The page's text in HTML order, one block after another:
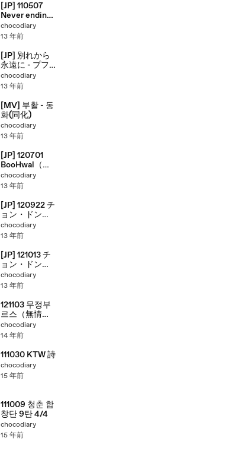
[JP] 110507
Never ending
story & 誰もが
愛する
chocodiary
13 年前
[JP] 別れから
永遠に - プフ
ァル with ユ
ン・シネ
chocodiary
13 年前
[MV] 부활 - 동
화(同化)
chocodiary
13 年前
[JP] 120701
BooHwal（復
活） - 冷たい
chocodiary
13 年前
[JP] 120922 チ
ョン・ドン
ハ - あんま
りです
chocodiary
13 年前
[JP] 121013 チ
ョン・ドンハ -
情のせいで
chocodiary
13 年前
121103 무정부
르스（無情ブ
ルース） - 정
동하 & 김태원
chocodiary
14 年前
111030 KTW 詩
chocodiary
15 年前
111009 청춘 합
창단 9탄 4/4
chocodiary
15 年前